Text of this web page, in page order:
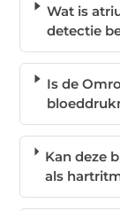
Wat is
detectie
Is de
Kan deze
als